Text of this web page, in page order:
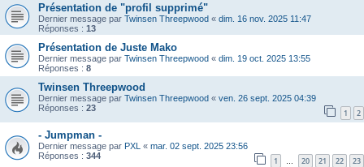
Présentation de "profil supprimé"
Dernier message par Twinsen Threepwood « dim. 16 nov. 2025 11:47
Réponses : 13
Présentation de Juste Mako
Dernier message par Twinsen Threepwood « dim. 19 oct. 2025 13:55
Réponses : 8
Twinsen Threepwood
Dernier message par Twinsen Threepwood « ven. 26 sept. 2025 04:39
Réponses : 23 1 2
- Jumpman -
Dernier message par PXL « mar. 02 sept. 2025 23:56
Réponses : 344 1 … 20 21 22 23